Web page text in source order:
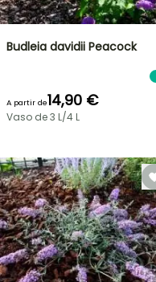
Budleia davidii Peacock
A partir de14,90 €
Vaso de 3 L/4 L